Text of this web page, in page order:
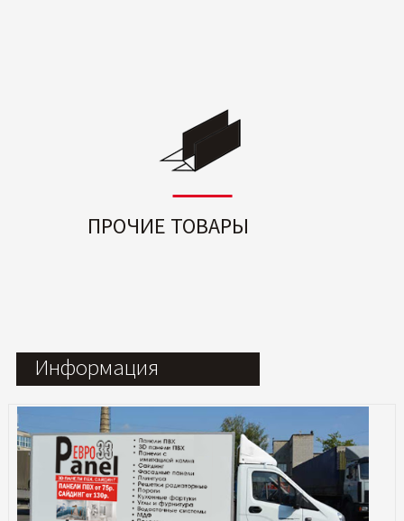
ПРОЧИЕ ТОВАРЫ
Информация